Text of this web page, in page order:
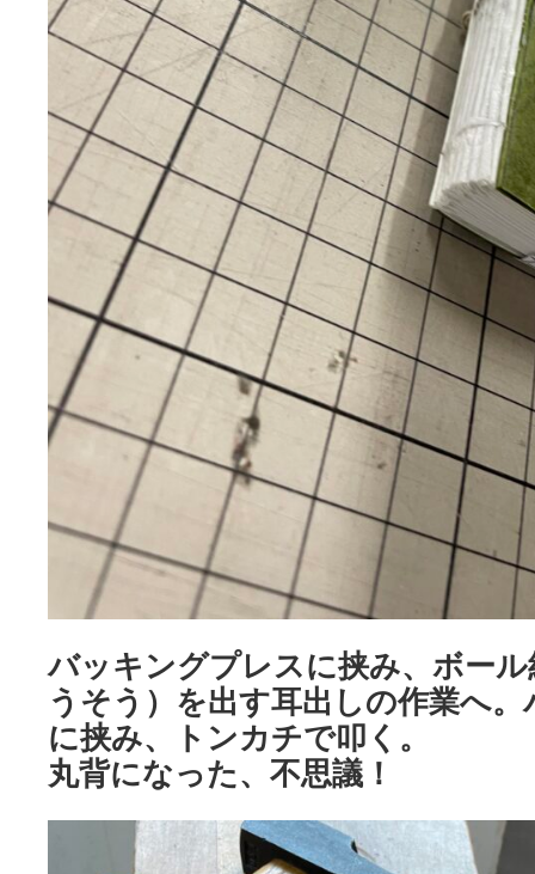
バッキングプレスに挟み、ボー
うそう）を出す耳出しの作業へ
に挟み、トンカチで叩く。
丸背になった、不思議！